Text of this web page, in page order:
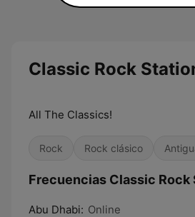
Classic Rock
All The Classics!
Rock Rock clásico
Frecuencias Classic Rock
Abu Dhabi: Online